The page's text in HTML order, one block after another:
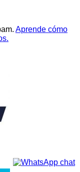
Aprende cómo